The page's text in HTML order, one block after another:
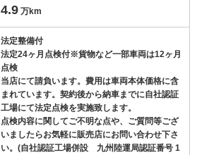
4.9 万km
法定整備付
法定24ヶ月点検付※貨物など一部車両は12ヶ月
点検
当店にて請負います。費用は車両本体価格に含
まれています。契約後から納車までに自社認証
工場にて法定点検を実施致します。
点検内容に関してご不明な点や、ご質問等ござ
いましたらお気軽に販売店にお問い合わせ下さ
い。(自社認証工場併設 九州陸運局認証番号 1